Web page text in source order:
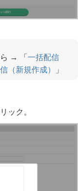
→ 「 一括配信
（新規作成） 」
ック。